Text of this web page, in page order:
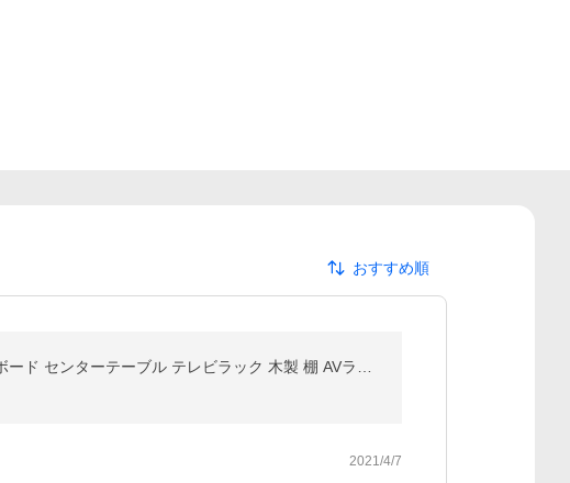
おすすめ順
2021/4/7